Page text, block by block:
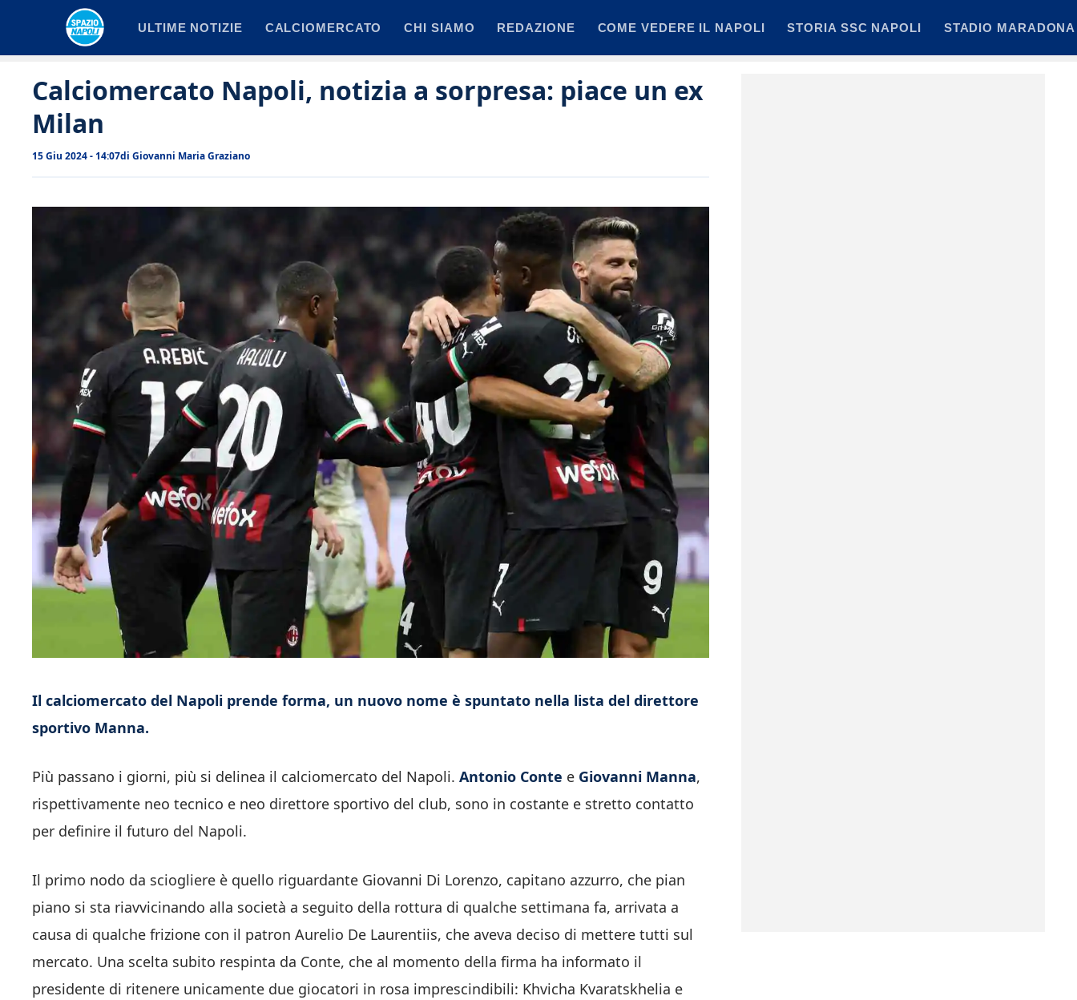
ULTIME NOTIZIE CALCIOMERCATO CHI SIAMO REDAZIONE COME VEDERE IL NAPOLI STORIA SSC NAPOLI STADIO MARADONA
Calciomercato Napoli, notizia a sorpresa: piace un ex
Milan
15 Giu 2024 - 14:07di Giovanni Maria Graziano
Il calciomercato del Napoli prende forma, un nuovo nome è spuntato nella lista del direttore
sportivo Manna.
Più passano i giorni, più si delinea il calciomercato del Napoli. Antonio Conte e Giovanni Manna,
rispettivamente neo tecnico e neo direttore sportivo del club, sono in costante e stretto contatto
per definire il futuro del Napoli.
Il primo nodo da sciogliere è quello riguardante Giovanni Di Lorenzo, capitano azzurro, che pian
piano si sta riavvicinando alla società a seguito della rottura di qualche settimana fa, arrivata a
causa di qualche frizione con il patron Aurelio De Laurentiis, che aveva deciso di mettere tutti sul
mercato. Una scelta subito respinta da Conte, che al momento della firma ha informato il
presidente di ritenere unicamente due giocatori in rosa imprescindibili: Khvicha Kvaratskhelia e